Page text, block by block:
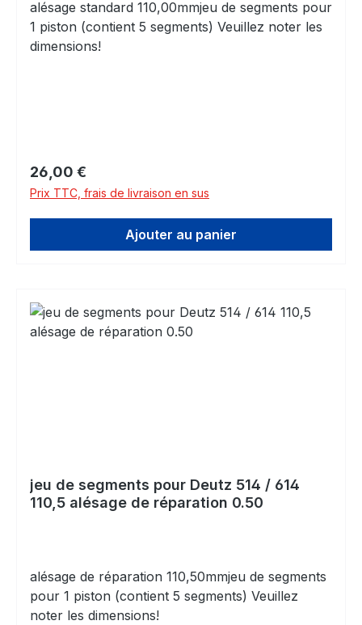
alésage standard 110,00mmjeu de segments pour
1 piston (contient 5 segments) Veuillez noter les
dimensions!
Prix régulier :
26,00 €
Prix TTC, frais de livraison en sus
Ajouter au panier
jeu de segments pour Deutz 514 / 614
110,5 alésage de réparation 0.50
alésage de réparation 110,50mmjeu de segments
pour 1 piston (contient 5 segments) Veuillez
noter les dimensions!